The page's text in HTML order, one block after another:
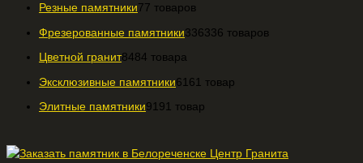
Резные памятники77 товаров
Фрезерованные памятники336336 товаров
Цветной гранит8484 товара
Эксклюзивные памятники61 61 товар
Элитные памятники91 91 товар